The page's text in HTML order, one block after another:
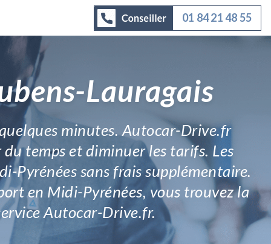
01 84 21 48 55
Lauragais
minutes. Autocar-Drive.fr
temps et diminuer les tarifs. Les
sans frais supplémentaire.
en Midi-Pyrénées, vous trouvez la
Autocar-Drive.fr.